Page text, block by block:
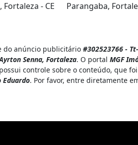
Fortaleza - CE Parangaba,
do anúncio publicitário #302523766 -
Senna, Fortaleza. O portal MGF
controle sobre o conteúdo, que
Eduardo. Por favor, entre diretamente